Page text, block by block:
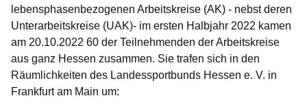
lebensphasenbezogenen Arbeitskreise (AK) - nebst deren
Unterarbeitskreise (UAK)- im ersten Halbjahr 2022 kamen
am 20.10.2022 60 der Teilnehmenden der Arbeitskreise
aus ganz Hessen zusammen. Sie trafen sich in den
Räumlichkeiten des Landessportbunds Hessen e. V. in
Frankfurt am Main um: